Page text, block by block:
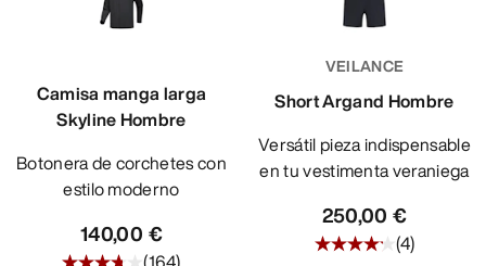
Camisa manga larga
Skyline Hombre
Botonera de corchetes con
estilo moderno
140,00 €
VEILANCE
Short Argand Hombre
Versátil pieza indispensable
en tu vestimenta veraniega
250,00 €
(4)